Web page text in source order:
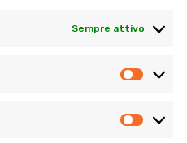
Sempre attivo
riservati di Ambulatorio